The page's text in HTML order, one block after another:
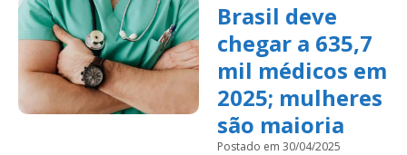
Brasil deve
chegar a 635,7
mil médicos em
2025; mulheres
são maioria
Postado em 30/04/2025